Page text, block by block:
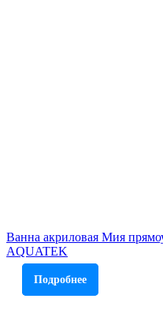
Ванна акриловая Мия
AQUATEK
Подробнее